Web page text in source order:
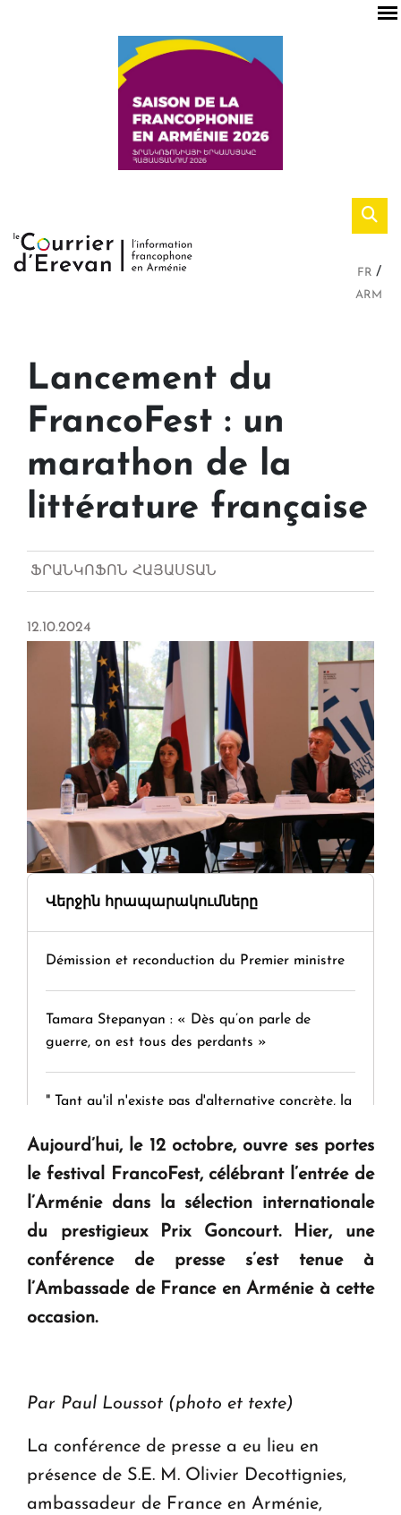
FR
ARM
Lancement du
FrancoFest : un
marathon de la
littérature française
ՖՐԱՆԿՈՖՈՆ ՀԱՅԱՍՏԱՆ
12.10.2024
Վերջին հրապարակումները
Démission et reconduction du Premier ministre
Tamara Stepanyan : « Dès qu’on parle de
guerre, on est tous des perdants »
" Tant qu'il n'existe pas d'alternative concrète, la
KASA : 30 ans d'audace, de résilience et d'avenir
en Arménie
Le premier hôtel Hyatt Regency d'Arménie
ouvrira ses portes à Dilijan
Aujourd’hui, le 12 octobre, ouvre ses portes
le festival FrancoFest, célébrant l’entrée de
l’Arménie dans la sélection internationale
du prestigieux Prix Goncourt. Hier, une
conférence de presse s’est tenue à
l’Ambassade de France en Arménie à cette
occasion.
Par Paul Loussot (photo et texte)
La conférence de presse a eu lieu en
présence de S.E. M. Olivier Decottignies,
ambassadeur de France en Arménie,